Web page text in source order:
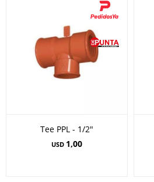
Tee PPL - 1/2"
USD 1,00